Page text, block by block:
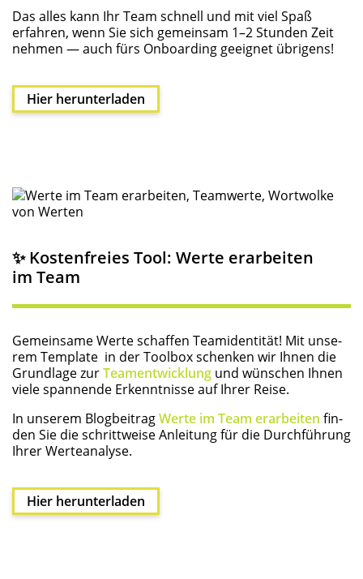
Das alles kann Ihr Team schnell und mit viel Spaß
erfah­ren, wenn Sie sich gemein­sam 1–2 Stun­den Zeit
neh­men — auch fürs Onboar­ding geeig­net übrigens!
Hier her­un­ter­la­den
✨ Kos­ten­frei­es Tool: Wer­te erar­bei­ten
im Team
Gemein­sa­me Wer­te schaf­fen Team­i­den­ti­tät! Mit unse­
rem Tem­p­la­te in der Tool­box schen­ken wir Ihnen die
Grund­la­ge zurTeam­ent­wick­lung und wün­schen Ihnen
vie­le span­nen­de Erkennt­nis­se auf Ihrer Reise.
In unse­rem Blog­bei­tragWer­te im Team erar­bei­ten fin­
den Sie die schritt­wei­se Anlei­tung für die Durch­füh­rung
Ihrer Werteanalyse.
Hier her­un­ter­la­den